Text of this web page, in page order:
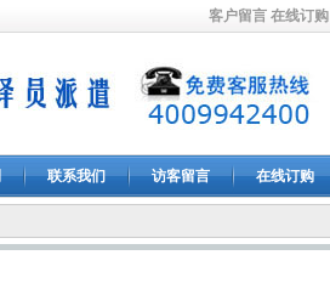
客户留言 在线订购
联系我们 访客留言 在线订购